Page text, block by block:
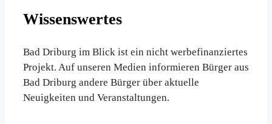
Wissenswertes
Bad Driburg im Blick ist ein nicht werbefinanziertes
Projekt. Auf unseren Medien informieren Bürger aus
Bad Driburg andere Bürger über aktuelle
Neuigkeiten und Veranstaltungen.